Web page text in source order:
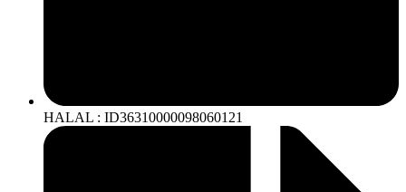
HALAL : ID36310000098060121